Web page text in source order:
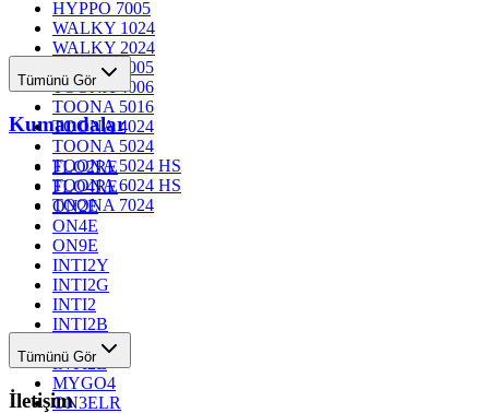
HYPPO 7005
WALKY 1024
WALKY 2024
TOONA 4005
TOONA 4006
TOONA 5016
TOONA 4024
TOONA 5024
TOONA 5024 HS
TOONA 6024 HS
TOONA 7024
Tümünü Gör
Kumandalar
FLO2RE
FLO4RE
ON2E
ON4E
ON9E
INTI2Y
INTI2G
INTI2
INTI2B
INTI2R
INTI2L
MYGO4
ON3ELR
Tümünü Gör
İletişim